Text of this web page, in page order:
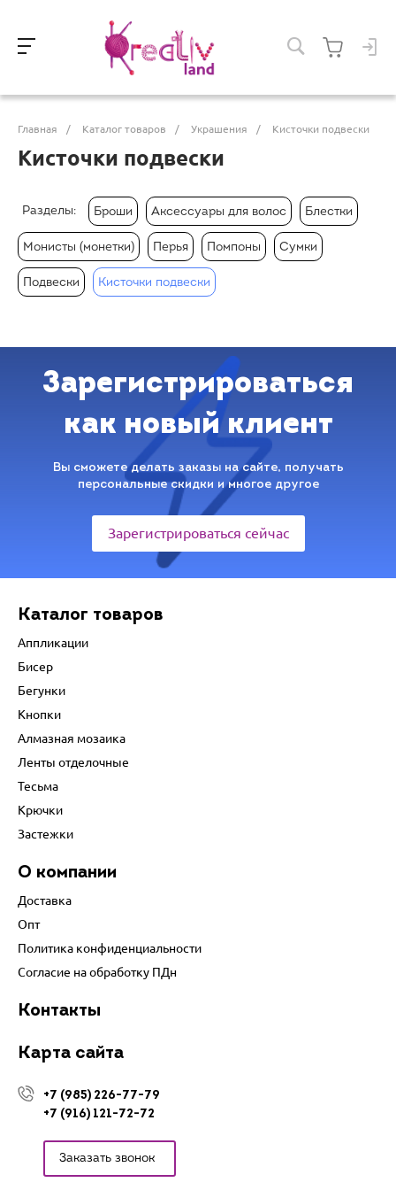
Главная / Каталог товаров / Украшения / Кисточки подвески
Кисточки подвески
Разделы: Броши Аксессуары для волос Блестки
Монисты (монетки) Перья Помпоны Сумки
Подвески Кисточки подвески
Зарегистрироваться
как новый клиент
Вы сможете делать заказы на сайте, получать
персональные скидки и многое другое
Зарегистрироваться сейчас
Каталог товаров
Аппликации
Бисер
Бегунки
Кнопки
Алмазная мозаика
Ленты отделочные
Тесьма
Крючки
Застежки
О компании
Доставка
Опт
Политика конфиденциальности
Согласие на обработку ПДн
Контакты
Карта сайта
+7 (985) 226-77-79
+7 (916) 121-72-72
Заказать звонок